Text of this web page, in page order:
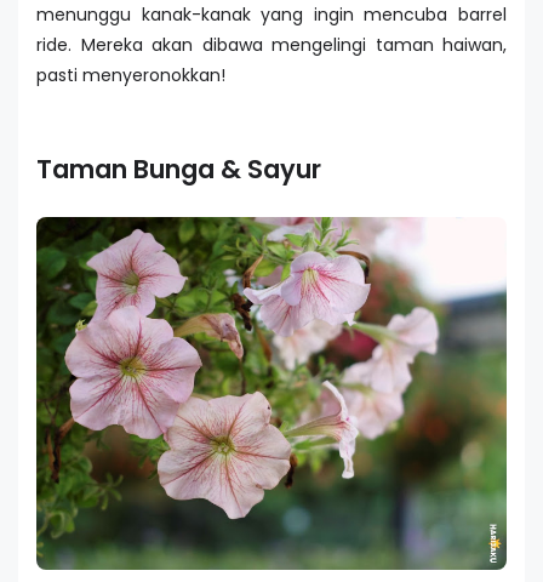
menunggu kanak-kanak yang ingin mencuba barrel
ride. Mereka akan dibawa mengelingi taman haiwan,
pasti menyeronokkan!
Taman Bunga & Sayur